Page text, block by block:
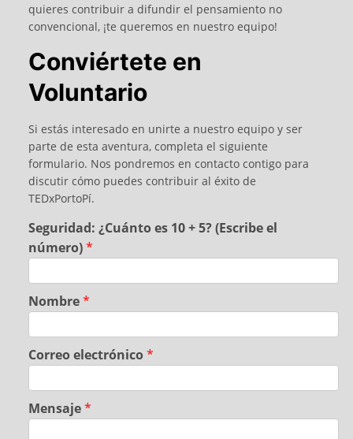
quieres contribuir a difundir el pensamiento no
convencional, ¡te queremos en nuestro equipo!
Conviértete en
Voluntario
Si estás interesado en unirte a nuestro equipo y ser
parte de esta aventura, completa el siguiente
formulario. Nos pondremos en contacto contigo para
discutir cómo puedes contribuir al éxito de
TEDxPortoPí.
Seguridad: ¿Cuánto es 10 + 5? (Escribe el
número)*
Nombre*
Correo electrónico*
Mensaje*